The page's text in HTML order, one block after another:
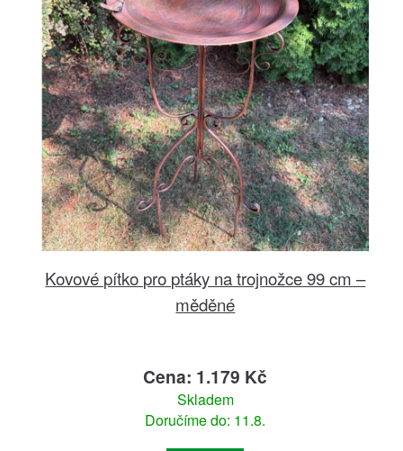
Kovové pítko pro ptáky na trojnožce 99 cm –
měděné
Cena: 1.179 Kč
Skladem
Doručíme do: 11.8.